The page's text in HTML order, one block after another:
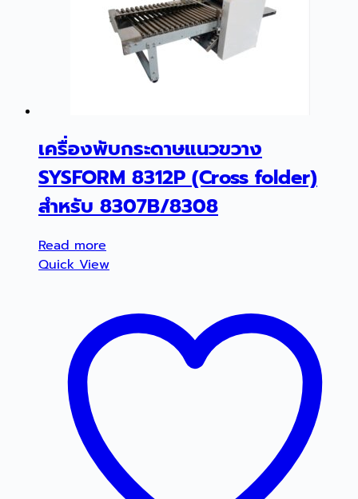
เครื่องพับกระดาษแนวขวาง
SYSFORM 8312P (Cross folder)
สำหรับ 8307B/8308
Read more
Quick View